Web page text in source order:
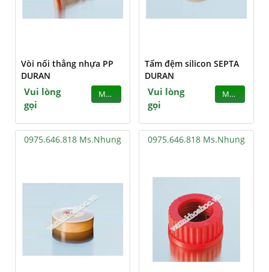
Vòi nối thẳng nhựa PP
DURAN
Vui lòng
gọi
MUA
Tấm đệm silicon SEPTA
DURAN
Vui lòng
gọi
MUA
0975.646.818 Ms.Nhung 0975.646.818 Ms.Nhung